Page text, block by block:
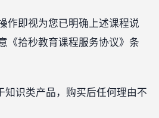
作即视为您已明确上述课程说
《拾秒教育课程服务协议》条
知识类产品，购买后任何理由不